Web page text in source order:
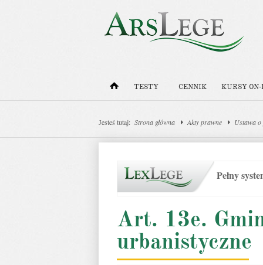
TESTY CENNIK KURSY
Jesteś tutaj: Strona główna Akty prawne Ustawa
Pełny
Art. 13e.
urbanistyczne